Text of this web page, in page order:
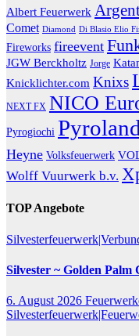
Albert Feuerwerk
Comet Diamond Di Blasio Elio
Fireworks fireevent
JGW Berckholtz Jorge
Knicklichter.com Knixs
NEXT FX NICO
Pyrogiochi Pyroland
Heyne Volksfeuerwerk
Wolff Vuurwerk b.v.
TOP Angebote
Silvester ~ Golden Palm
6. August 2026